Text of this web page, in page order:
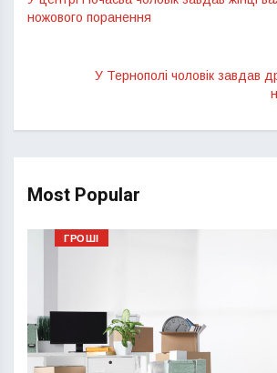
ножового поранення
У Тернополі чоловік завдав
Most Popular
ГРОШІ